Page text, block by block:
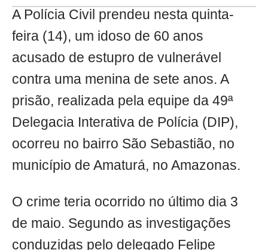
A Polícia Civil prendeu nesta quinta-
feira (14), um idoso de 60 anos
acusado de estupro de vulnerável
contra uma menina de sete anos. A
prisão, realizada pela equipe da 49ª
Delegacia Interativa de Polícia (DIP),
ocorreu no bairro São Sebastião, no
município de Amaturá, no Amazonas.
O crime teria ocorrido no último dia 3
de maio. Segundo as investigações
conduzidas pelo delegado Felipe